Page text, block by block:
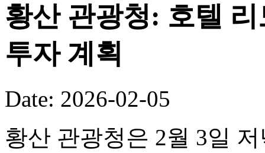
황산 관광청: 호텔
투자 계획
Date: 2026-02-05
황산 관광청은 2월 3일